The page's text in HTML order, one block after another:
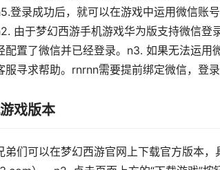
登录成功后，就可以在游戏中运用微信账
由于梦幻西游手机游戏华为版支持微信登
配置了微信并已经登录。n3. 如果无法运
服寻求帮助。rnrnn需要提前绑定微信，登
戏版本
弟们可以在梦幻西游官网上下载官方版本，